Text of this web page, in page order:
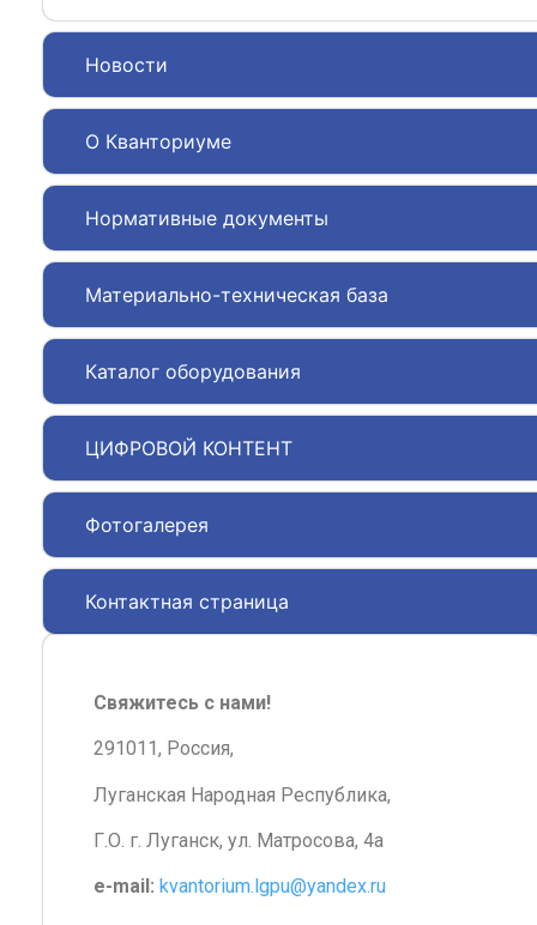
Новости
О Кванториуме
Нормативные документы
Материально-техническая база
Каталог оборудования
ЦИФРОВОЙ КОНТЕНТ
Фотогалерея
Контактная страница
Свяжитесь с нами!
291011, Россия,
Луганская Народная Республика,
Г.О. г. Луганск, ул. Матросова, 4а
e-mail: kvantorium.lgpu@yandex.ru